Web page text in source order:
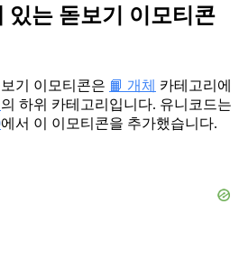
있는 돋보기 이모티콘
기 이모티콘은 📙 개체 카테고리에
의 하위 카테고리입니다. 유니코드는
에서 이 이모티콘을 추가했습니다.